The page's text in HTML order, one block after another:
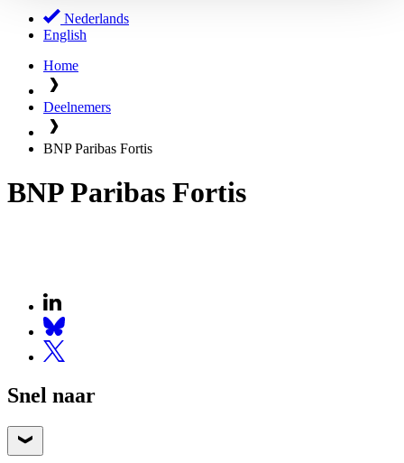
Nederlands
English
Home
Deelnemers
BNP Paribas Fortis
BNP Paribas Fortis
Snel naar